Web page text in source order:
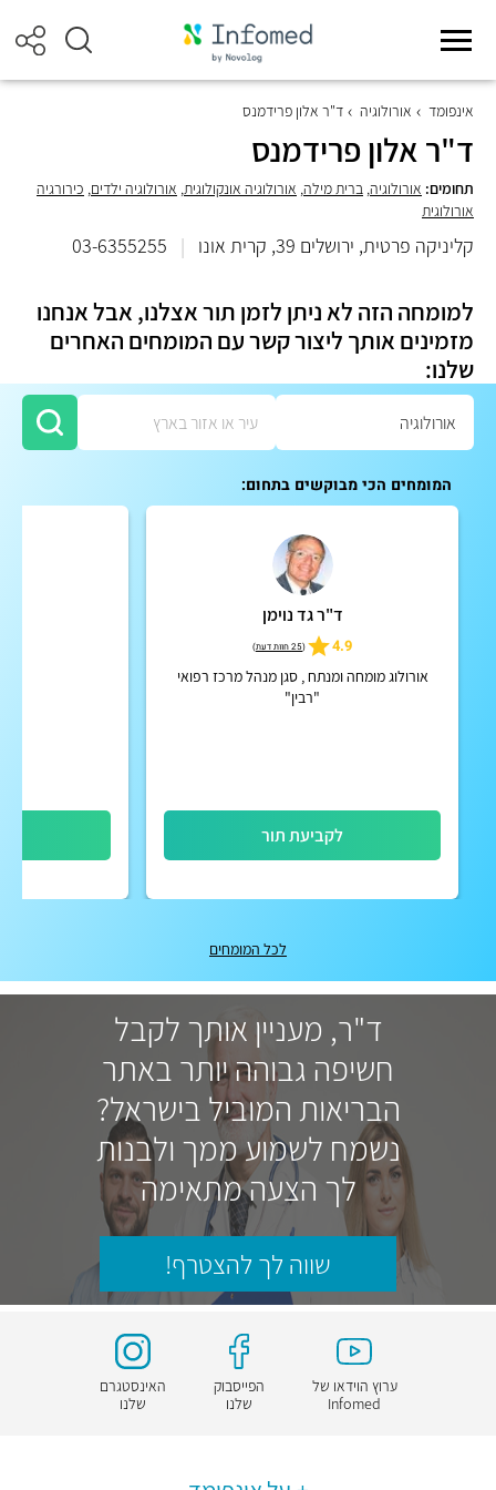
אינפומד אורולוגיה ד"ר אלון פרידמנס
ד"ר אלון פרידמנס
תחומים: אורולוגיה, ברית מילה, אורולוגיה אונקולוגית, אורולוגיה ילדים, כירורגיה
אורולוגית
קליניקה פרטית, ירושלים 39, קרית אונו |
03-6355255
למומחה הזה לא ניתן לזמן תור אצלנו, אבל אנחנו
מזמינים אותך ליצור קשר עם המומחים האחרים
שלנו:
המומחים הכי מבוקשים בתחום:
ד"ר גד נוימן
4.9
(25 חוות דעת )
אורולוג מומחה ומנתח , סגן מנהל מרכז רפואי
"רבין"
לקביעת תור
לכל המומחים
ד"ר, מעניין אותך לקבל
חשיפה גבוהה יותר באתר
הבריאות המוביל בישראל?
נשמח לשמוע ממך ולבנות
לך הצעה מתאימה
שווה לך להצטרף!
ערוץ הוידאו של
Infomed
הפייסבוק
שלנו
האינסטגרם
שלנו